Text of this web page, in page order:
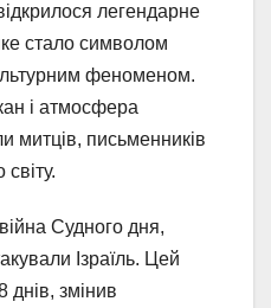
легендарне
стало символом
феноменом.
і атмосфера
митців, письменників
світу.
Судного дня,
Ізраїль. Цей
днів, змінив